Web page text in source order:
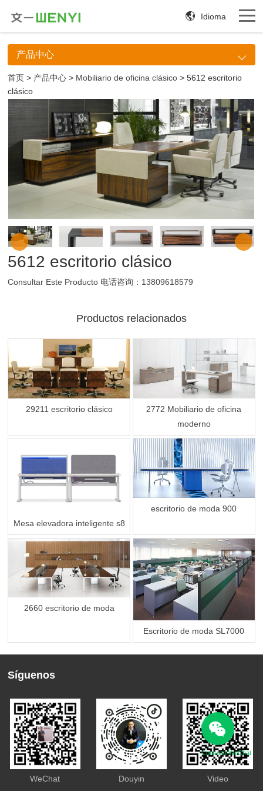
Idioma
产品中心
首页 > 产品中心 > Mobiliario de oficina clásico > 5612 escritorio
clásico
5612 escritorio clásico
Consultar Este Producto 电话咨询：13809618579
Productos relacionados
29211 escritorio clásico
2772 Mobiliario de oficina
moderno
Mesa elevadora inteligente s8
escritorio de moda 900
2660 escritorio de moda
Escritorio de moda SL7000
Síguenos
WeChat Douyin Video
Consulta WeChat